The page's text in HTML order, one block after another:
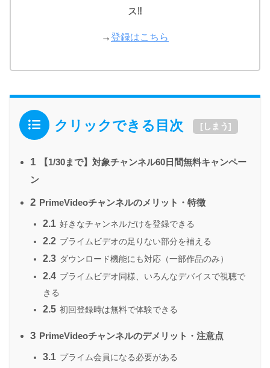
ス‼
→登録はこちら
クリックできる目次 [しまう]
1
【1/30まで】対象チャンネル60日間無料キャンペー
ン
2 PrimeVideoチャンネルのメリット・特徴
2.1 好きなチャンネルだけを登録できる
2.2 プライムビデオの足りない部分を補える
2.3 ダウンロード機能にも対応（一部作品のみ）
2.4 プライムビデオ同様、いろんなデバイスで視聴で
きる
2.5 初回登録時は無料で体験できる
3 PrimeVideoチャンネルのデメリット・注意点
3.1 プライム会員になる必要がある